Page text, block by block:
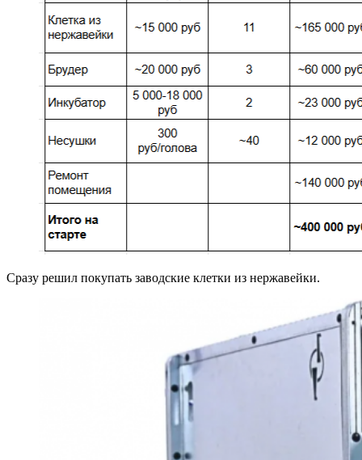
Сразу решил покупать заводские клетки из нержавейки.